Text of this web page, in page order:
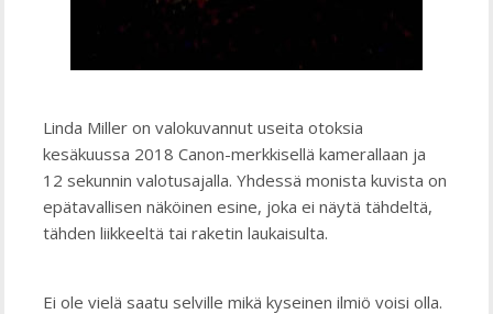
Linda Miller on valokuvannut useita otoksia
kesäkuussa 2018 Canon-merkkisellä kamerallaan ja
12 sekunnin valotusajalla. Yhdessä monista kuvista on
epätavallisen näköinen esine, joka ei näytä tähdeltä,
tähden liikkeeltä tai raketin laukaisulta.
Ei ole vielä saatu selville mikä kyseinen ilmiö voisi olla.